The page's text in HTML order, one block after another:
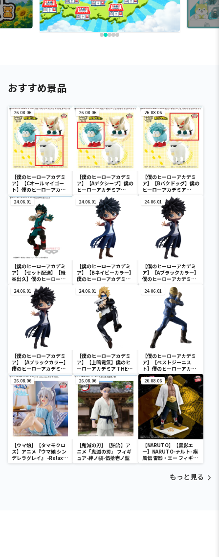
おすすめ景品
26.08.06
【僕のヒーローアカデミ
ア】【Cオールマイゴー
ト】僕のヒーローアカデ
ミア Fluffy Puffy～デク
シープ＆バクドッグ＆オ
ールマイゴート～
26.08.06
【僕のヒーローアカデミ
ア】【Aデクシープ】僕の
ヒーローアカデミア
Fluffy Puffy～デクシー
プ＆バクドッグ＆オール
マイゴート～
26.08.06
【僕のヒーローアカデミ
ア】【Bバクドッグ】僕の
ヒーローアカデミア
Fluffy Puffy～デクシー
プ＆バクドッグ＆オール
マイゴート～
24.06.01
【僕のヒーローアカデミ
ア】【セット配送】【緑
谷出久】僕のヒーローア
カデミア BRAVEGRAPH
＃2 vol.2
24.06.01
【僕のヒーローアカデミ
ア】【Bネイビーカラー】
僕のヒーローアカデミア
Q posket-荼毘-
24.06.01
【僕のヒーローアカデミ
ア】【Aブラックカラー】
僕のヒーローアカデミア
Q posket-荼毘-
24.06.01
【僕のヒーローアカデミ
ア】【Aブラックカラー】
僕のヒーローアカデミア
Q posket-荼毘-
24.06.01
【僕のヒーローアカデミ
ア】【上鳴電気】僕のヒ
ーローアカデミア THE
AMAZING HEROES
vol.21
24.06.01
【僕のヒーローアカデミ
ア】【ベストジーニス
ト】僕のヒーローアカデ
ミア THE AMAZING
HEROES vol.26
26.08.06
【ウマ娘】【タマモクロ
ス】アニメ『ウマ娘 シン
デレラグレイ』 -Relax
time-タマモクロス
26.08.06
【鬼滅の刃】【狛治】ア
ニメ「鬼滅の刃」 フィギ
ュア-絆ノ装-伍拾壱ノ型
26.08.06
【NARUTO】【雷影エ
ー】NARUTO-ナルト- 疾
風伝 雷影・エー フィギュ
ア～五影集結…!!～
もっと見る